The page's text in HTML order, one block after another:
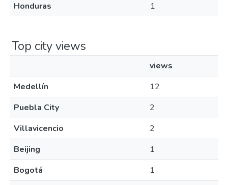
Honduras
1
Top city views
views
Medellín
12
Puebla City
2
Villavicencio
2
Beijing
1
Bogotá
1